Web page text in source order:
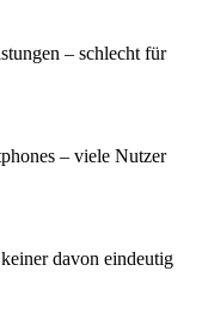
– schlecht für
– viele Nutzer
davon eindeutig